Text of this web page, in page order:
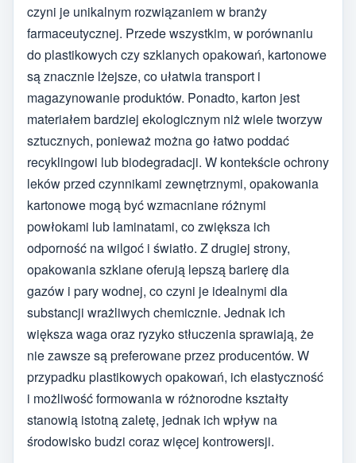
czyni je unikalnym rozwiązaniem w branży
farmaceutycznej. Przede wszystkim, w porównaniu
do plastikowych czy szklanych opakowań, kartonowe
są znacznie lżejsze, co ułatwia transport i
magazynowanie produktów. Ponadto, karton jest
materiałem bardziej ekologicznym niż wiele tworzyw
sztucznych, ponieważ można go łatwo poddać
recyklingowi lub biodegradacji. W kontekście ochrony
leków przed czynnikami zewnętrznymi, opakowania
kartonowe mogą być wzmacniane różnymi
powłokami lub laminatami, co zwiększa ich
odporność na wilgoć i światło. Z drugiej strony,
opakowania szklane oferują lepszą barierę dla
gazów i pary wodnej, co czyni je idealnymi dla
substancji wrażliwych chemicznie. Jednak ich
większa waga oraz ryzyko stłuczenia sprawiają, że
nie zawsze są preferowane przez producentów. W
przypadku plastikowych opakowań, ich elastyczność
i możliwość formowania w różnorodne kształty
stanowią istotną zaletę, jednak ich wpływ na
środowisko budzi coraz więcej kontrowersji.